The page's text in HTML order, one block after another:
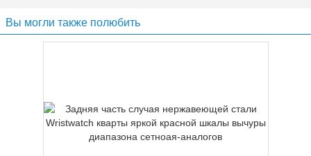
Вы могли также полюбить